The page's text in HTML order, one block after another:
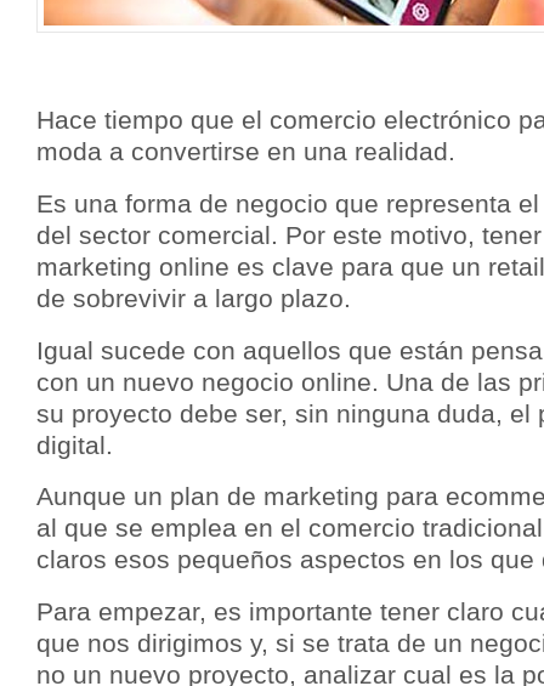
Hace tiempo que el comercio electrónico
moda a convertirse en una realidad.
Es una forma de negocio que representa
del sector comercial. Por este motivo,
marketing online es clave para que un
de sobrevivir a largo plazo.
Igual sucede con aquellos que están
con un nuevo negocio online. Una de las
su proyecto debe ser, sin ninguna duda, el
digital.
Aunque un plan de marketing para
al que se emplea en el comercio
claros esos pequeños aspectos en los que
Para empezar, es importante tener claro
que nos dirigimos y, si se trata de un
no un nuevo proyecto, analizar cual es la